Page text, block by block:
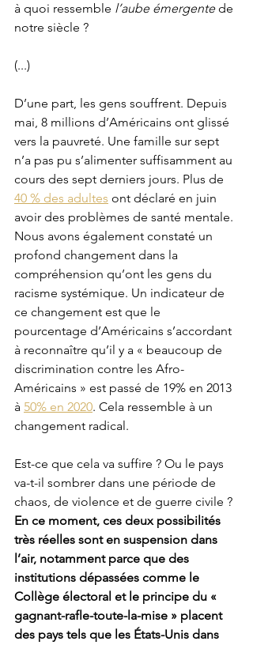
à quoi ressemble l’aube émergente de
notre siècle ?
(...)
D’une part, les gens souffrent. Depuis
mai, 8 millions d’Américains ont glissé
vers la pauvreté. Une famille sur sept
n’a pas pu s’alimenter suffisamment au
cours des sept derniers jours. Plus de
40 % des adultes ont déclaré en juin
avoir des problèmes de santé mentale.
Nous avons également constaté un
profond changement dans la
compréhension qu’ont les gens du
racisme systémique. Un indicateur de
ce changement est que le
pourcentage d’Américains s’accordant
à reconnaître qu’il y a « beaucoup de
discrimination contre les Afro-
Américains » est passé de 19% en 2013
à 50% en 2020. Cela ressemble à un
changement radical.
Est-ce que cela va suffire ? Ou le pays
va-t-il sombrer dans une période de
chaos, de violence et de guerre civile ?
En ce moment, ces deux possibilités
très réelles sont en suspension dans
l’air, notamment parce que des
institutions dépassées comme le
Collège électoral et le principe du «
gagnant-rafle-toute-la-mise » placent
des pays tels que les États-Unis dans